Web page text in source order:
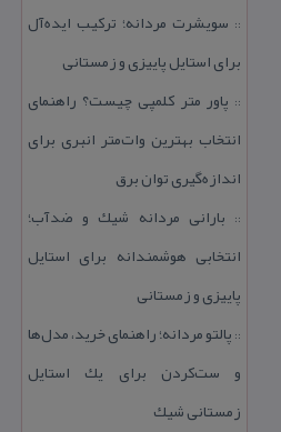
:: سویشرت مردانه؛ تركیب ایده‌آل
برای استایل پاییزی و زمستانی
:: پاور متر كلمپی چیست؟ راهنمای
انتخاب بهترین وات‌متر انبری برای
اندازه‌گیری توان برق
:: بارانی مردانه شیك و ضدآب؛
انتخابی هوشمندانه برای استایل
پاییزی و زمستانی
:: پالتو مردانه؛ راهنمای خرید، مدل‌ها
و ست‌كردن برای یك استایل
زمستانی شیك